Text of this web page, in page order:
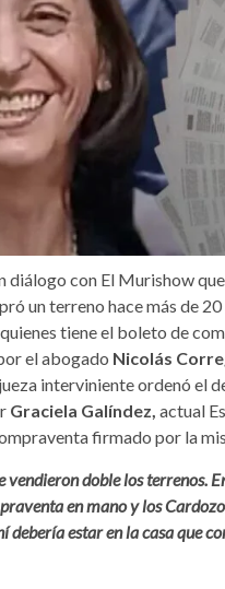
diálogo con El Murishow
un terreno hace más de
tiene el boleto de
el abogado Nicolás
interviniente ordenó el
Graciela Galíndez, actual
firmado por la
doble los terrenos.
en mano y los
estar en la casa que